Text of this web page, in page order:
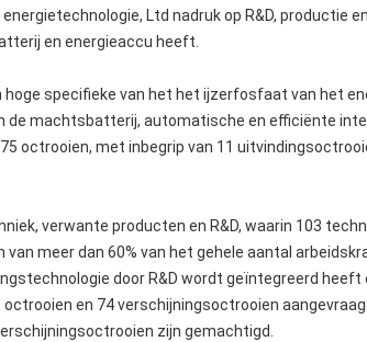
Ltd nadruk op R&D, productie
en energieaccu heeft.
specifieke van het het ijzerfosfaat van het
de machtsbatterij, automatische en efficiënte
octrooien, met inbegrip van 11
verwante producten en R&D, waarin 103
meer dan 60% van het gehele aantal
door R&D wordt geïntegreerd heeft
en 74 verschijningsoctrooien
zijn gemachtigd.